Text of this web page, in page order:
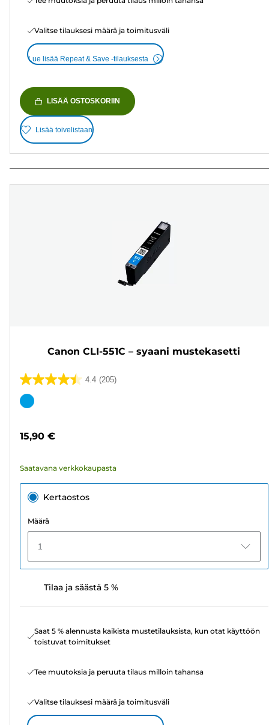
Valitse tilauksesi määrä ja toimitusväli
Lue lisää Repeat & Save -tilauksesta
LISÄÄ OSTOSKORIIN
Lisää toivelistaan
Canon CLI-551C – syaani mustekasetti
4.4 (205)
4.4/5
tähteä.
Värikasetti
15,90 €
Saatavana verkkokaupasta
Kertaostos
Määrä
1
Tilaa ja säästä 5 %
Saat 5 % alennusta kaikista mustetilauksista, kun otat käyttöön
toistuvat toimitukset
Tee muutoksia ja peruuta tilaus milloin tahansa
Valitse tilauksesi määrä ja toimitusväli